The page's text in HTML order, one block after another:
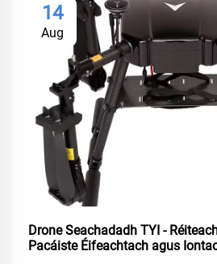
14
Aug
Drone Seachadadh TYI -
Pacáiste Éifeachtach agus